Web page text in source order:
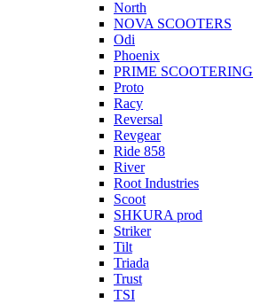
North
NOVA SCOOTERS
Odi
Phoenix
PRIME SCOOTERING
Proto
Racy
Reversal
Revgear
Ride 858
River
Root Industries
Scoot
SHKURA рrоd
Striker
Tilt
Triada
Trust
TSI